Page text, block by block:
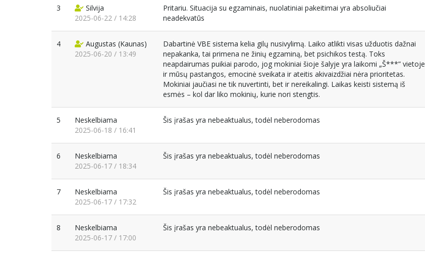
3
Silvija
2025-06-22 / 14:28
Pritariu. Situacija su egzaminais, nuolatiniai pakeitimai yra absoliučiai
neadekvatūs
4 Augustas (Kaunas)
2025-06-20 / 13:49
Dabartinė VBE sistema kelia gilų nusivylimą. Laiko atlikti visas užduotis dažnai
nepakanka, tai primena ne žinių egzaminą, bet psichikos testą. Toks
neapdairumas puikiai parodo, jog mokiniai šioje šalyje yra laikomi „Š***” vietoje
ir mūsų pastangos, emocinė sveikata ir ateitis akivaizdžiai nėra prioritetas.
Mokiniai jaučiasi ne tik nuvertinti, bet ir nereikalingi. Laikas keisti sistemą iš
esmės – kol dar liko mokinių, kurie nori stengtis.
5
Neskelbiama
2025-06-18 / 16:41
Šis įrašas yra nebeaktualus, todėl neberodomas
6
Neskelbiama
2025-06-17 / 18:34
Šis įrašas yra nebeaktualus, todėl neberodomas
7
Neskelbiama
2025-06-17 / 17:32
Šis įrašas yra nebeaktualus, todėl neberodomas
8
Neskelbiama
2025-06-17 / 17:00
Šis įrašas yra nebeaktualus, todėl neberodomas